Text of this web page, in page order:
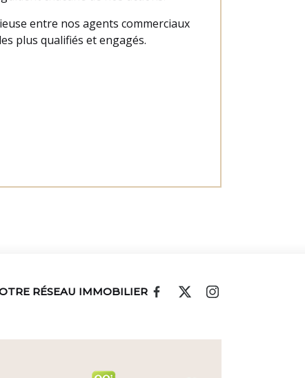
entre nos agents commerciaux
plus qualifiés et engagés.
RÉSEAU IMMOBILIER